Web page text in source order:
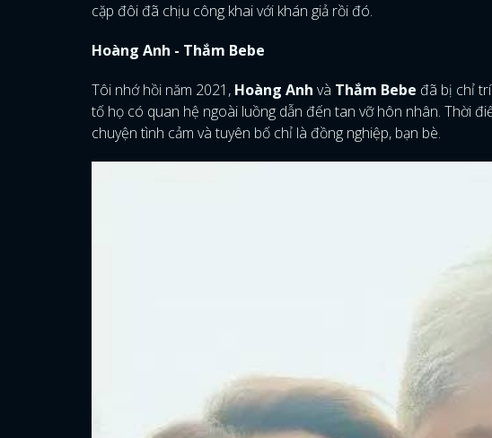
cặp đôi đã chịu công khai với khán giả rồi đó.
Hoàng Anh - Thắm Bebe
Tôi nhớ hồi năm 2021, Hoàng Anh và Thắm Bebe đã bị chỉ
tố họ có quan hệ ngoài luồng dẫn đến tan vỡ hôn nhân. Thời
chuyện tình cảm và tuyên bố chỉ là đồng nghiệp, bạn bè.